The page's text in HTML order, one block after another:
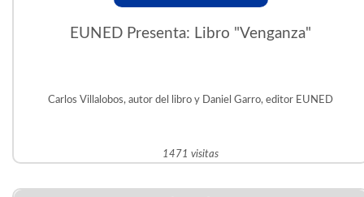
EUNED Presenta: Libro "Venganza"
Carlos Villalobos, autor del libro y Daniel Garro, editor EUNED
1471 visitas